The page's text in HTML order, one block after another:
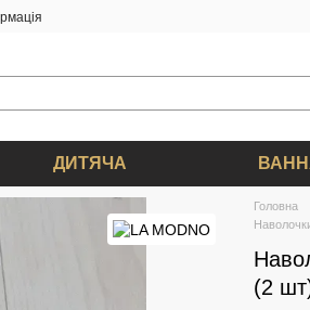
ДИТЯЧА
Головна
(2